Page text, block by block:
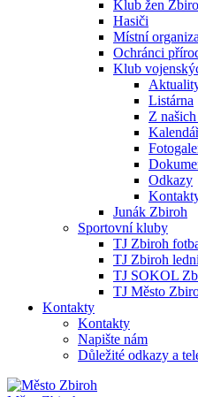
Klub žen
Hasiči
Místní
Ochránci
Klub
Listárna
Z
Odkazy
Junák Zbiroh
Sportovní kluby
TJ Zbiroh
TJ Zbiroh
TJ SOKOL
TJ Město
Kontakty
Kontakty
Napište nám
Důležité odkazy a